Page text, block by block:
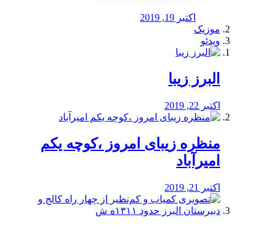
اکتبر 19, 2019
موزیک
ویدئو
البرز زیبا
اکتبر 22, 2019
منظره‌‌ زیبای امروز ،کوچه یکم
امیرآباد
اکتبر 21, 2019